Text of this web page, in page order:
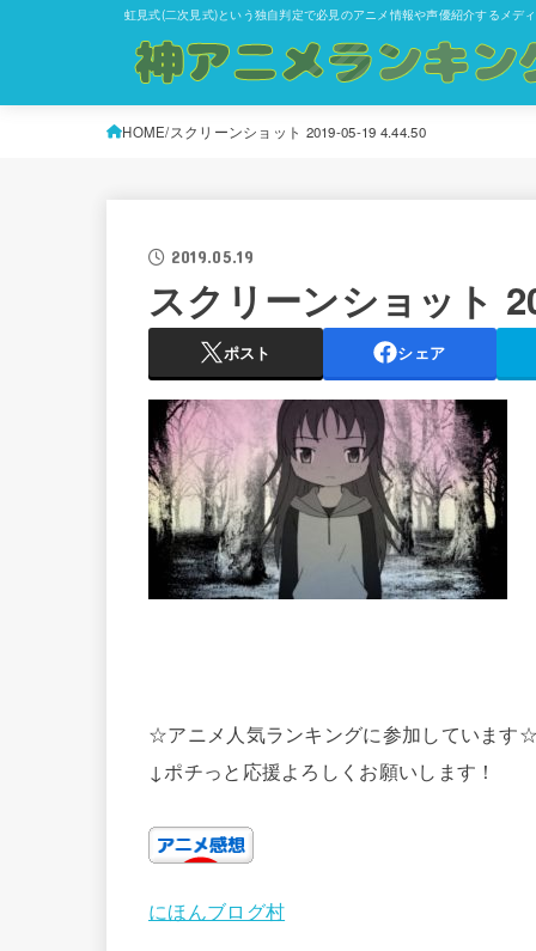
虹見式(二次見式)という独自判定で必見のアニメ情報や声優紹介するメデ
HOME スクリーンショット 2019-05-19 4.44.50
2019.05.19
スクリーンショット
ポスト シェア
☆アニメ人気ランキングに参加しています
↓ポチっと応援よろしくお願いします！
にほんブログ村